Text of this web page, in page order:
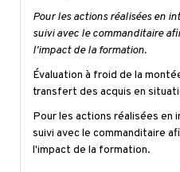
Pour les actions réalisées en
suivi avec le commanditaire
l'impact de la formation.
Évaluation à froid de la
transfert des acquis en
Pour les actions réalisées en
suivi avec le commanditaire
l'impact de la formation.